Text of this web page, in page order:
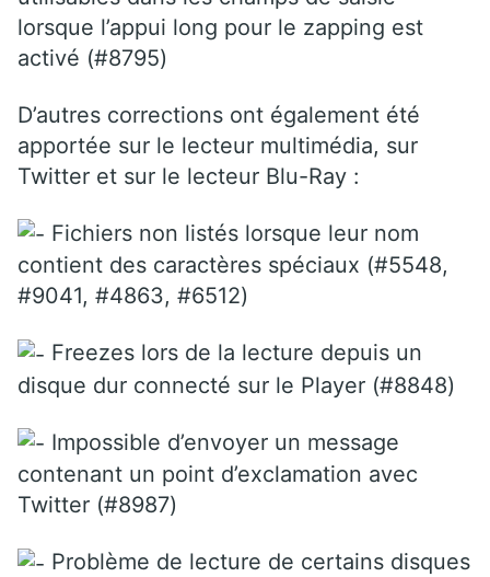
lorsque l’appui long pour le zapping est
activé (#8795)
D’autres corrections ont également été
apportée sur le lecteur multimédia, sur
Twitter et sur le lecteur Blu-Ray :
Fichiers non listés lorsque leur nom
contient des caractères spéciaux (#5548,
#9041, #4863, #6512)
Freezes lors de la lecture depuis un
disque dur connecté sur le Player (#8848)
Impossible d’envoyer un message
contenant un point d’exclamation avec
Twitter (#8987)
Problème de lecture de certains disques